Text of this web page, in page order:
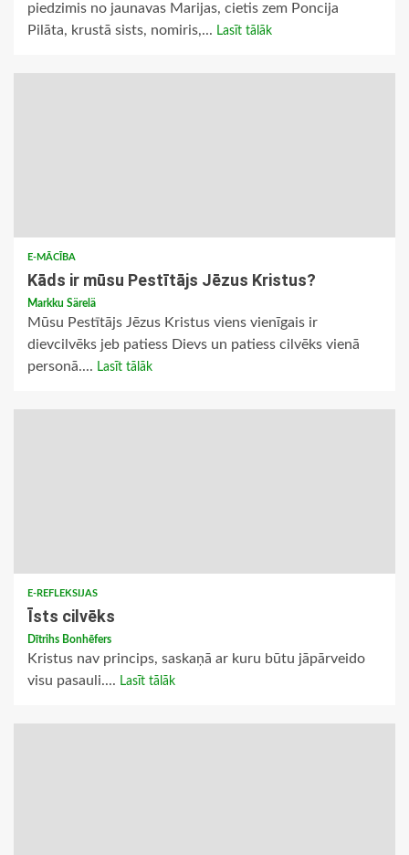
piedzimis no jaunavas Marijas, cietis zem Poncija
Pilāta, krustā sists, nomiris,... Lasīt tālāk
E-MĀCĪBA
Kāds ir mūsu Pestītājs Jēzus Kristus?
Markku Särelä
Mūsu Pestītājs Jēzus Kristus viens vienīgais ir
dievcilvēks jeb patiess Dievs un patiess cilvēks vienā
personā.... Lasīt tālāk
E-REFLEKSIJAS
Īsts cilvēks
Dītrihs Bonhēfers
Kristus nav princips, saskaņā ar kuru būtu jāpārveido
visu pasauli.... Lasīt tālāk